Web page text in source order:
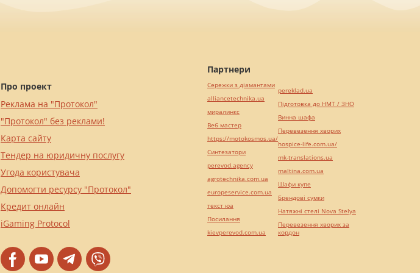
Про проект
Реклама на "Протокол"
"Протокол" без реклами!
Карта сайту
Тендер на юридичну послугу
Угода користувача
Допомогти ресурсу "Протокол"
Кредит онлайн
iGaming Protocol
Партнери
Сережки з діамантами
alliancetechnika.ua
миралинкс
Веб мастер
https://motokosmos.ua/
Синтезатори
perevod.agency
agrotechnika.com.ua
europeservice.com.ua
текст юа
Посилання
kievperevod.com.ua
pereklad.ua
Підготовка до НМТ / ЗНО
Винна шафа
Перевезення хворих
hospice-life.com.ua/
mk-translations.ua
maltina.com.ua
Шафи купе
Брендові сумки
Натяжні стелі Nova Stelya
Перевезення хворих за
кордон